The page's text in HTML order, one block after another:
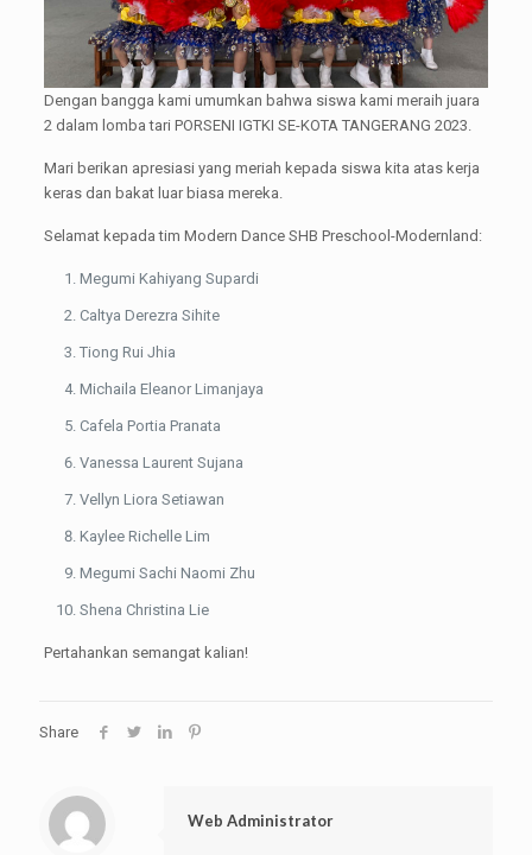
Dengan bangga kami umumkan bahwa siswa kami meraih juara
2 dalam lomba tari PORSENI IGTKI SE-KOTA TANGERANG 2023.
Mari berikan apresiasi yang meriah kepada siswa kita atas kerja
keras dan bakat luar biasa mereka.
Selamat kepada tim Modern Dance SHB Preschool-Modernland:
Megumi Kahiyang Supardi
Caltya Derezra Sihite
Tiong Rui Jhia
Michaila Eleanor Limanjaya
Cafela Portia Pranata
Vanessa Laurent Sujana
Vellyn Liora Setiawan
Kaylee Richelle Lim
Megumi Sachi Naomi Zhu
Shena Christina Lie
Pertahankan semangat kalian!
Share
Web Administrator